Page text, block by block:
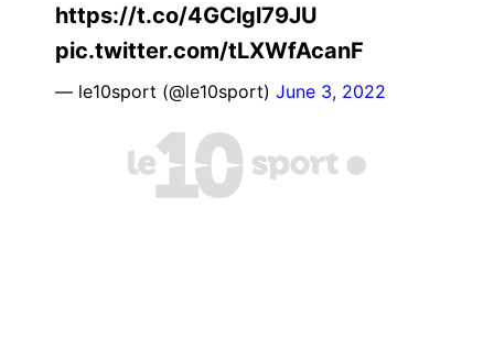
https://t.co/4GClgl79JU
pic.twitter.com/tLXWfAcanF
— le10sport (@le10sport) June 3, 2022